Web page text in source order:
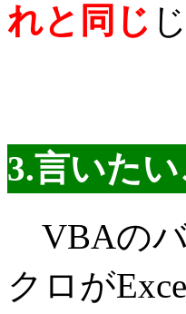
れと同じ
3.言いたい
VBAのバ
クロが